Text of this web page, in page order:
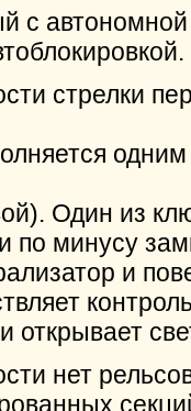
с
стрелки
Один из
минусу
и
открывает
нет